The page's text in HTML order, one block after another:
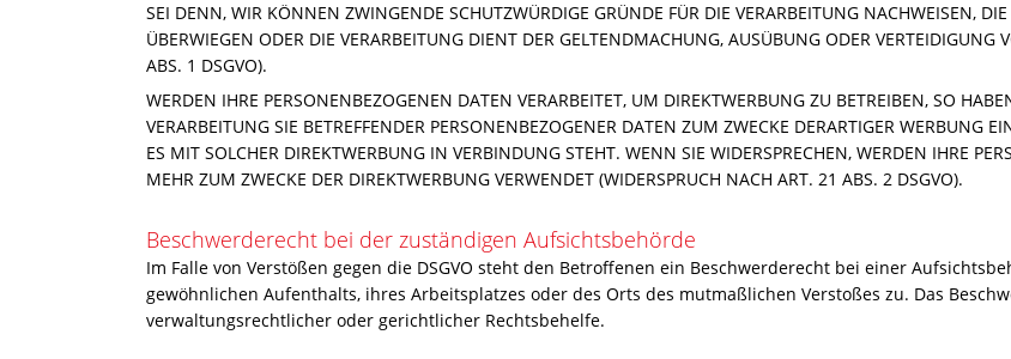
SEI DENN, WIR KÖNNEN ZWINGENDE SCHUTZWÜRDIGE GRÜNDE FÜR DIE VERARBEITUNG NACHWEISEN,
ÜBERWIEGEN ODER DIE VERARBEITUNG DIENT DER GELTENDMACHUNG, AUSÜBUNG ODER VERTEIDIGUNG
ABS. 1 DSGVO).
WERDEN IHRE PERSONENBEZOGENEN DATEN VERARBEITET, UM DIREKTWERBUNG ZU BETREIBEN, SO
VERARBEITUNG SIE BETREFFENDER PERSONENBEZOGENER DATEN ZUM ZWECKE DERARTIGER WERBUNG
ES MIT SOLCHER DIREKTWERBUNG IN VERBINDUNG STEHT. WENN SIE WIDERSPRECHEN, WERDEN IHRE
MEHR ZUM ZWECKE DER DIREKTWERBUNG VERWENDET (WIDERSPRUCH NACH ART. 21 ABS. 2 DSGVO).
Beschwerde­recht bei der zuständigen Aufsichts­behörde
Im Falle von Verstößen gegen die DSGVO steht den Betroffenen ein Beschwerderecht bei einer
gewöhnlichen Aufenthalts, ihres Arbeitsplatzes oder des Orts des mutmaßlichen Verstoßes zu. Das
verwaltungsrechtlicher oder gerichtlicher Rechtsbehelfe.